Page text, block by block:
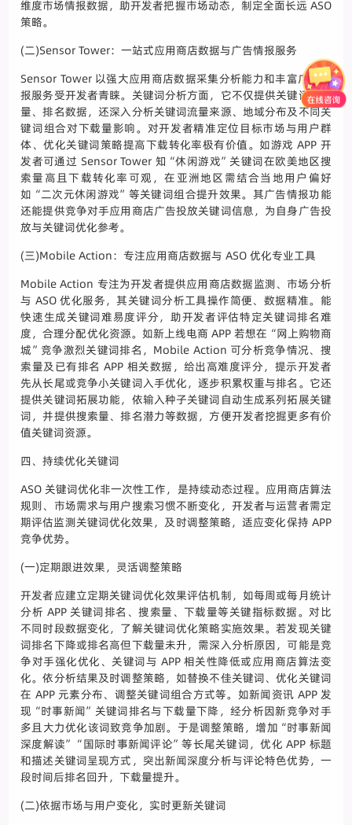
维度市场情报数据，助开发者把握市场动态，制定全面长远 ASO
策略。
(二)Sensor Tower：一站式应用商店数据与广告情报服务
Sensor Tower 以强大应用商店数据采集分析能力和丰富广告情
报服务受开发者青睐。关键词分析方面，它不仅提供关键词搜索
量、排名数据，还深入分析关键词流量来源、地域分布及不同关
键词组合对下载量影响。对开发者精准定位目标市场与用户群
体、优化关键词策略提高下载转化率极有价值。如游戏 APP 开
发者可通过 Sensor Tower 知“休闲游戏”关键词在欧美地区搜
索量高且下载转化率可观，在亚洲地区需结合当地用户偏好
如“二次元休闲游戏”等关键词组合提升效果。其广告情报功能
还能提供竞争对手应用商店广告投放关键词信息，为自身广告投
放与关键词优化参考。
(三)Mobile Action：专注应用商店数据与 ASO 优化专业工具
Mobile Action 专注为开发者提供应用商店数据监测、市场分析
与 ASO 优化服务，其关键词分析工具操作简便、数据精准。能
快速生成关键词难易度评分，助开发者评估特定关键词排名难
度，合理分配优化资源。如新上线电商 APP 若想在“网上购物商
城”竞争激烈关键词排名，Mobile Action 可分析竞争情况、搜
索量及已有排名 APP 相关数据，给出高难度评分，提示开发者
先从长尾或竞争小关键词入手优化，逐步积累权重与排名。它还
提供关键词拓展功能，依输入种子关键词自动生成系列拓展关键
词，并提供搜索量、排名潜力等数据，方便开发者挖掘更多有价
值关键词资源。
四、持续优化关键词
ASO 关键词优化非一次性工作，是持续动态过程。应用商店算法
规则、市场需求与用户搜索习惯不断变化，开发者与运营者需定
期评估监测关键词优化效果，及时调整策略，适应变化保持 APP
竞争优势。
(一)定期跟进效果，灵活调整策略
开发者应建立定期关键词优化效果评估机制，如每周或每月统计
分析 APP 关键词排名、搜索量、下载量等关键指标数据。对比
不同时段数据变化，了解关键词优化策略实施效果。若发现关键
词排名下降或排名高但下载量未升，需深入分析原因，可能是竞
争对手强化优化、关键词与 APP 相关性降低或应用商店算法变
化。依分析结果及时调整策略，如替换不佳关键词、优化关键词
在 APP 元素分布、调整关键词组合方式等。如新闻资讯 APP 发
现“时事新闻”关键词排名与下载量下降，经分析因新竞争对手
多且大力优化该词致竞争加剧。于是调整策略，增加“时事新闻
深度解读”“国际时事新闻评论”等长尾关键词，优化 APP 标题
和描述关键词呈现方式，突出新闻深度分析与评论特色优势，一
段时间后排名回升，下载量提升。
(二)依据市场与用户变化，实时更新关键词